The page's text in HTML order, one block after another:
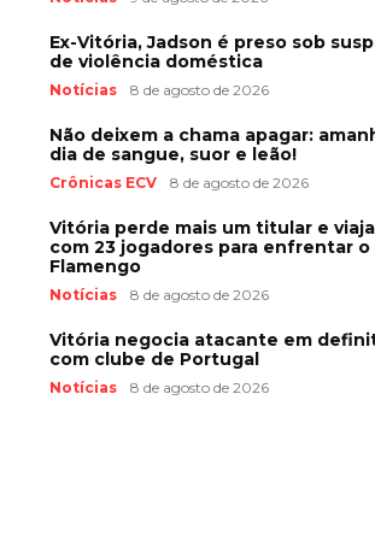
Ex-Vitória, Jadson é preso sob
de violência doméstica
Notícias 8 de agosto de 2026
Não deixem a chama apagar:
dia de sangue, suor e leão!
Crônicas ECV 8 de agosto de 2026
Vitória perde mais um titular e viaja
com 23 jogadores para enfrentar o
Flamengo
Notícias 8 de agosto de 2026
Vitória negocia atacante em
com clube de Portugal
Notícias 8 de agosto de 2026